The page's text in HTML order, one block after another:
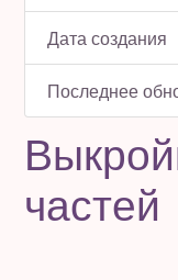
Дата создания
Последнее
частей